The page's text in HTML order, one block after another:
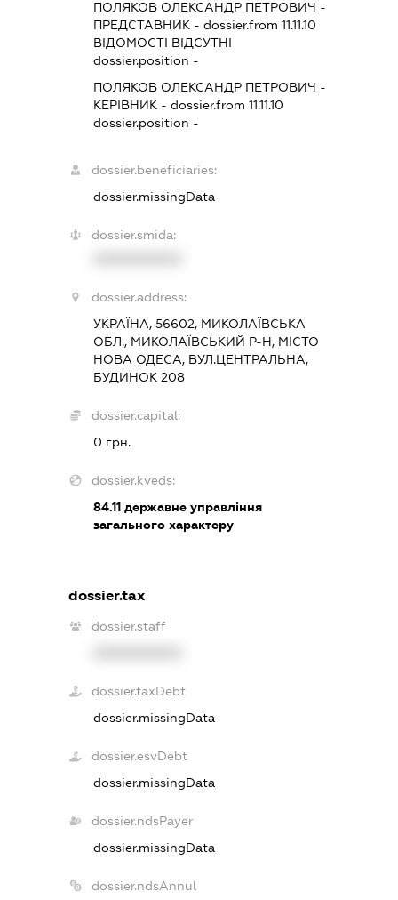
ПОЛЯКОВ ОЛЕКСАНДР ПЕТРОВИЧ -
ПРЕДСТАВНИК- dossier.from 11.11.10
ВІДОМОСТІ ВІДСУТНІ
dossier.position -
ПОЛЯКОВ ОЛЕКСАНДР ПЕТРОВИЧ -
КЕРІВНИК- dossier.from 11.11.10
dossier.position -
dossier.beneficiaries:
dossier.missingData
dossier.smida:
dossier.address:
УКРАЇНА, 56602, МИКОЛАЇВСЬКА
ОБЛ., МИКОЛАЇВСЬКИЙ Р-Н, МІСТО
НОВА ОДЕСА, ВУЛ.ЦЕНТРАЛЬНА,
БУДИНОК 208
dossier.capital:
0 грн.
dossier.kveds:
84.11державне управління
загального характеру
dossier.tax
dossier.staff
dossier.taxDebt
dossier.missingData
dossier.esvDebt
dossier.missingData
dossier.ndsPayer
dossier.missingData
dossier.ndsAnnul